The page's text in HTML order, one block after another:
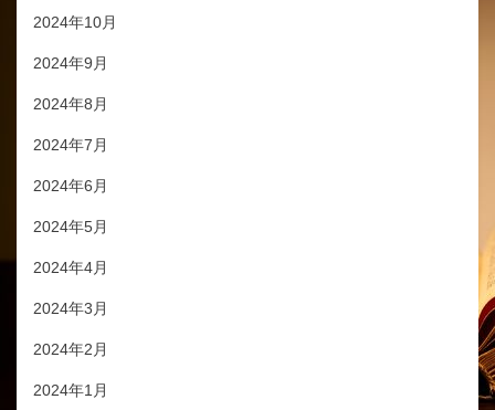
2024年10月
2024年9月
2024年8月
2024年7月
2024年6月
2024年5月
2024年4月
2024年3月
2024年2月
2024年1月